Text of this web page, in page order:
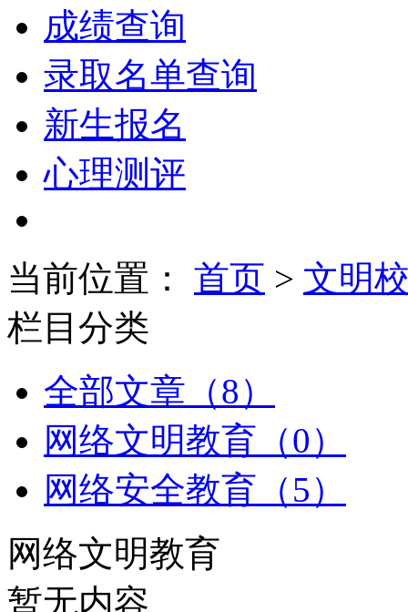
成绩查询
录取名单查询
新生报名
心理测评
当前位置： 首页 > 文明
栏目分类
全部文章（8）
网络文明教育（0）
网络安全教育（5）
网络文明教育
暂无内容